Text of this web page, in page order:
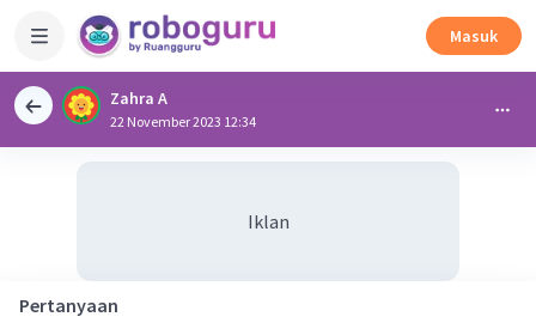
Masuk
Zahra A
22 November 2023 12:34
Iklan
Pertanyaan